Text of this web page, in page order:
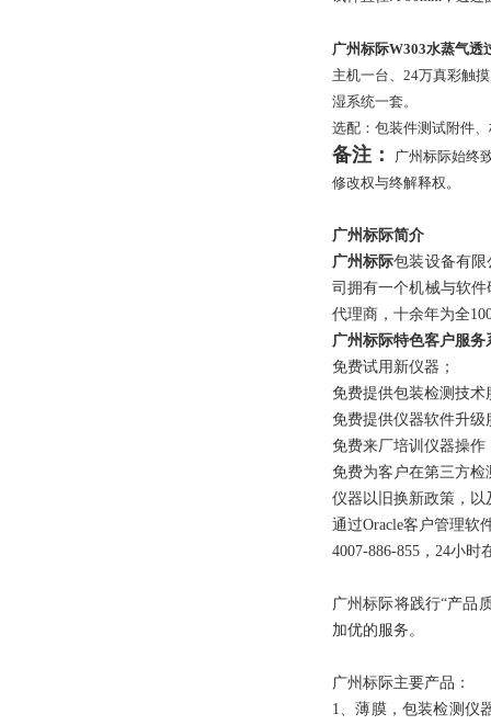
广州标际W303水蒸气透
主机一台、24万真彩触
湿系统一套。
选配：包装件测试附件
备注：
广州标际始终
修改权与终解释权。
广州标际简介
广州标际包装设备有限
司拥有一个机械与软
代理商，十余年为全
广州标际特色客户服务
免费试用新仪器；
免费提供包装检测技术
免费提供仪器软件升级
免费来厂培训仪器操
免费为客户在第三方
仪器以旧换新政策，
通过Oracle客户管理软
4007-886-855，24小时
广州标际将践行“产品
加优的服务。
广州标际主要产品：
1、薄膜，包装检测仪